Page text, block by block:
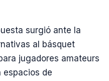
surgió ante la
al básquet
jugadores amateurs
espacios de